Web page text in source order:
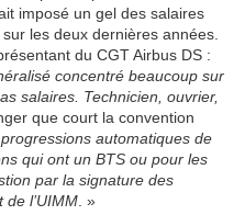
imposé un gel des salaires
les deux dernières années.
du CGT Airbus DS :
concentré beaucoup sur
salaires. Technicien, ouvrier,
que court la convention
automatiques de
qui ont un BTS ou pour les
par la signature des
l’UIMM . »